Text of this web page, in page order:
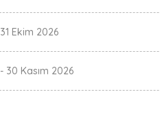
31 Ekim 2026
- 30 Kasım 2026